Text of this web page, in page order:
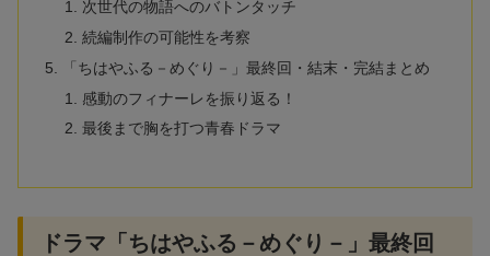
次世代の物語へのバトンタッチ
続編制作の可能性を考察
「ちはやふる－めぐり－」最終回・結末・完結まとめ
感動のフィナーレを振り返る！
最後まで胸を打つ青春ドラマ
ドラマ「ちはやふる－めぐり－」最終回